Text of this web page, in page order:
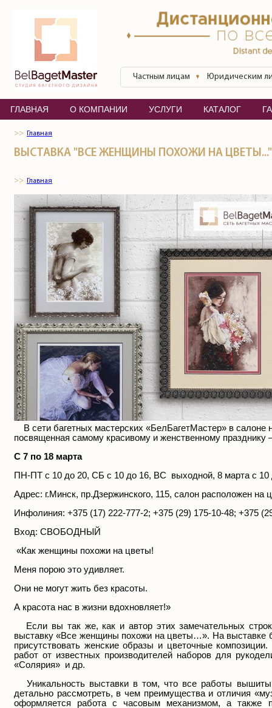
БелБагетМастер
Частным лицам Юридическим
ГЛАВНАЯ О КОМПАНИИ УСЛУГИ КАТАЛОГ
Главная
ВЫСТАВКА "ВСЕ ЖЕНЩИНЫ ПОХОЖИ НА ЦВЕТЫ..."
Главная
В сети багетных мастерских «БелБагетМастер» в салоне
посвященная самому красивому и женственному празднику
С 7 по 18 марта
ПН-ПТ с 10 до 20, СБ с 10 до 16, ВС выходной, 8 марта с 10
Адрес: г.Минск, пр.Дзержинского, 115, салон расположен на
Инфолиния: +375 (17) 222-777-2; +375 (29) 175-10-48; +375
Вход: СВОБОДНЫЙ
«Как женщины похожи на цветы!
Меня порою это удивляет.
Они не могут жить без красоты.
А красота нас в жизни вдохновляет!»
Если вы так же, как и автор этих замечательных
выставку «Все женщины похожи на цветы…». На выставке
присутствовать женские образы и цветочные
работ от известных производителей наборов для
«Солярия» и др.
Уникальность выставки в том, что все работы
детально рассмотреть, в чем преимущества и отличия
оформляется работа с часовым механизмом, а также